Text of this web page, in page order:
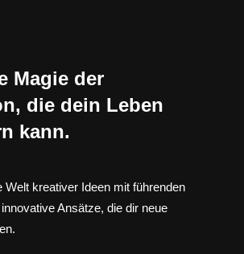
Magie der
die dein Leben
kann.
Welt kreativer Ideen mit führenden
Ansätze, die dir neue